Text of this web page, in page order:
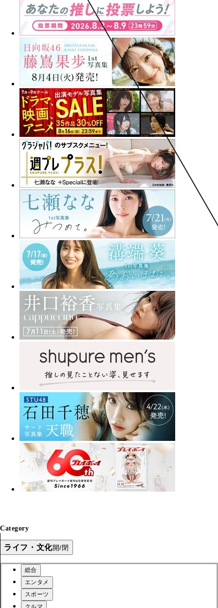
Category
ライフ・文化開/閉
総合
エンタメ
スポーツ
クルマ